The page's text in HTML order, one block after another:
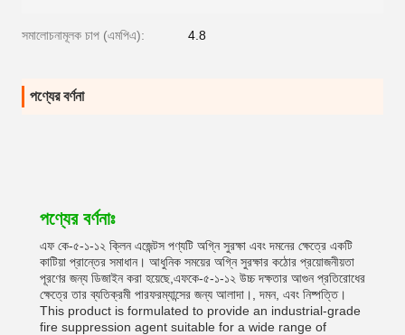
সমালোচনামূলক চাপ (এমপিএ): 4.8
পণ্যের বর্ণনা
পণ্যের বর্ণনাঃ
এফ কে-৫-১-১২ ক্লিন এজেন্টস পণ্যটি অগ্নি সুরক্ষা এবং দমনের ক্ষেত্রে একটি
কাটিয়া প্রান্তের সমাধান। আধুনিক সময়ের অগ্নি সুরক্ষার কঠোর প্রয়োজনীয়তা
পূরণের জন্য ডিজাইন করা হয়েছে,এফকে-৫-১-১২ উচ্চ দক্ষতার আগুন প্রতিরোধের
ক্ষেত্রে তার ব্যতিক্রমী পারফরম্যান্সের জন্য আলাদা।, দমন, এবং নিষ্পত্তি।
This product is formulated to provide an industrial-grade
fire suppression agent suitable for a wide range of